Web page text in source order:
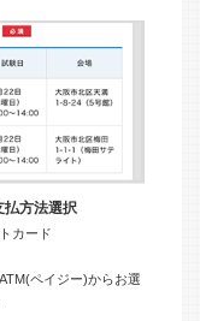
払方法選択
カード
ペイジー)からお選